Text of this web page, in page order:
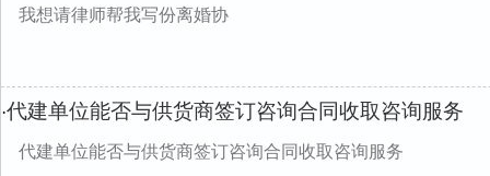
我想请律师帮我写份离婚协
·代建单位能否与供货商签订咨询合同收取咨询服务
代建单位能否与供货商签订咨询合同收取咨询服务